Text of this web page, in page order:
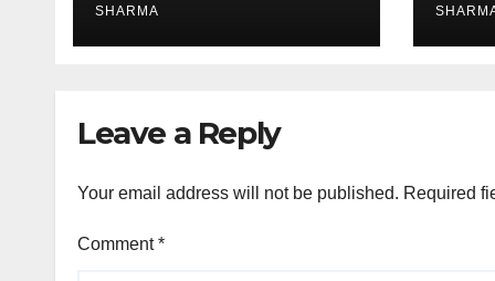
सेविका की याचिका में शासन ने
जवाब पेश किया
SHARMA
Leave a Reply
Your email address will not be published. Required
Comment*